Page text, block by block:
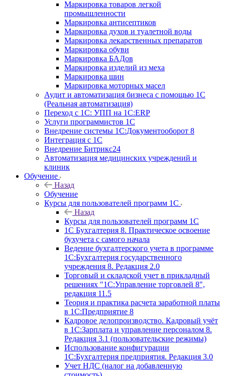
Маркировка товаров легкой
промышленности
Маркировка антисептиков
Маркировка духов и туалетной воды
Маркировка лекарственных препаратов
Маркировка обуви
Маркировка БАДов
Маркировка изделий из меха
Маркировка шин
Маркировка моторных масел
Аудит и автоматизация бизнеса с помощью 1С
(Реальная автоматизация)
Переход с 1С: УПП на 1С:ERP
Услуги программистов 1С
Внедрение системы 1С:Документооборот 8
Интеграция с 1С
Внедрение Битрикс24
Автоматизация медицинских учреждений и
клиник
Обучение
Назад
Обучение
Курсы для пользователей программ 1С
Назад
Курсы для пользователей программ 1С
1С Бухгалтерия 8. Практическое освоение
бухучета с самого начала
Ведение бухгалтерского учета в программе
1С:Бухгалтерия государственного
учреждения 8. Редакция 2.0
Торговый и складской учет в прикладный
решениях "1С:Управление торговлей 8",
редакция 11.5
Теория и практика расчета заработной платы
в 1С:Предприятие 8
Кадровое делопроизводство. Кадровый учёт
в 1С:Зарплата и управление персоналом 8.
Редакция 3.1 (пользовательские режимы)
Использование конфигурации
1С:Бухгалтерия предприятия. Редакция 3.0
Учет НДС (налог на добавленную